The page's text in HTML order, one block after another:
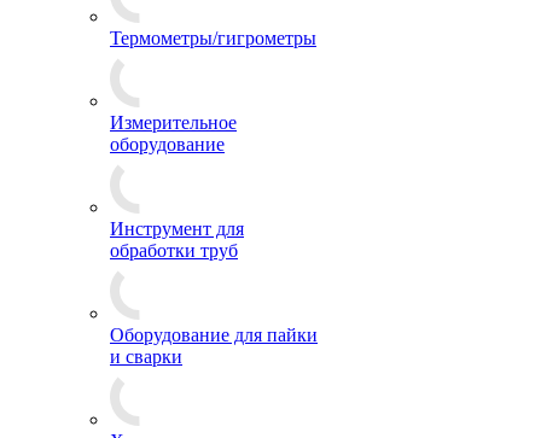
Термометры/гигрометры
Измерительное
оборудование
Инструмент для
обработки труб
Оборудование для пайки
и сварки